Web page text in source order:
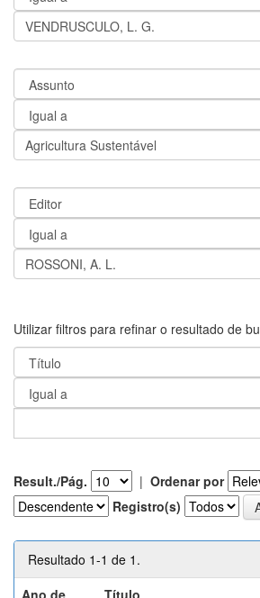
Utilizar filtros para refinar o resultado de
Result./Pág. | Ordenar por
Registro(s)
Resultado 1-1 de 1.
Ano de
Título